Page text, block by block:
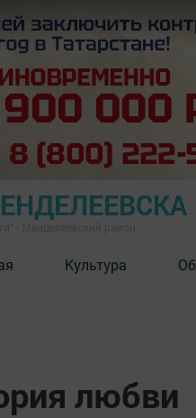
Культура
любви